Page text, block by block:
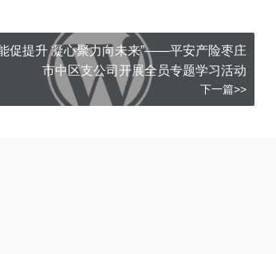
促提升 凝心聚力向未来”——平安产险枣庄
市中区支公司开展全员专题学习活动
下一篇>>